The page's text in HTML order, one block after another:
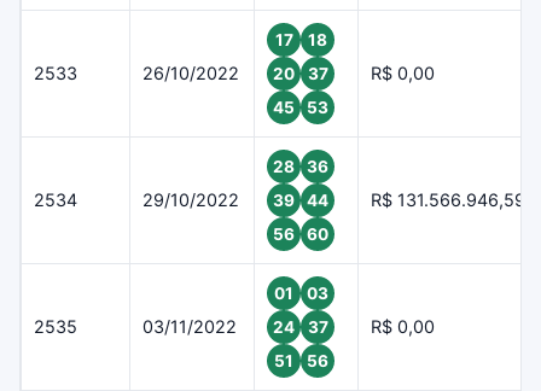
2533 26/10/2022
17
18
20
37
45
53
R$ 0,00
2534 29/10/2022
28
36
39
44
56
60
R$ 131.566.946,59
2535 03/11/2022
01
03
24
37
51
56
R$ 0,00